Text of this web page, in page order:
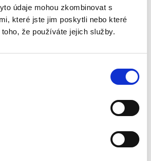
údaje mohou zkombinovat s
které jste jim poskytli nebo které
že používáte jejich služby.
Moderní soutěžní
právo a ekonomie